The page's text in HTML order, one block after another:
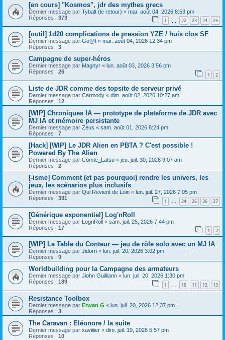
[en cours] "Kosmos", jdr des mythes grecs
Dernier message par Tybalt (le retour) « mar. août 04, 2026 8:53 pm
Réponses : 373 1 22 23 24 25
[outil] 1d20 complications de pression YZE / huis clos SF
Dernier message par Go@t « mar. août 04, 2026 12:34 pm
Réponses : 3
Campagne de super-héros
Dernier message par Magnyr « lun. août 03, 2026 3:56 pm
Réponses : 26 1 2
Liste de JDR comme des topsite de serveur privé
Dernier message par Carmody « dim. août 02, 2026 10:27 am
Réponses : 12
[WIP] Chroniques IA — prototype de plateforme de JDR avec
MJ IA et mémoire persistante
Dernier message par Zeus « sam. août 01, 2026 8:24 pm
Réponses : 7
[Hack] [WIP] Le JDR Alien en PBTA ? C'est possible !
Powered By The Alien
Dernier message par Comte_Latsu « jeu. juil. 30, 2026 9:07 am
Réponses : 2
[-isme] Comment (et pas pourquoi) rendre les univers, les
jeux, les scénarios plus inclusifs
Dernier message par Qui Revient de Loin « lun. juil. 27, 2026 7:05 pm
Réponses : 391 1 … 24 25 26 27
[Générique exponentiel] Log'nRoll
Dernier message par LognRoll « sam. juil. 25, 2026 7:44 pm
Réponses : 17 1 2
[WIP] La Table du Conteur — jeu de rôle solo avec un MJ IA
Dernier message par Jidorn « lun. juil. 20, 2026 3:02 pm
Réponses : 9
Worldbuilding pour la Campagne des armateurs
Dernier message par Jiohn Guilliann « lun. juil. 20, 2026 1:30 pm
Réponses : 189 1 10 11 12 13
Resistance Toolbox
Dernier message par Erwan G « lun. juil. 20, 2026 12:37 pm
Réponses : 3
The Caravan : Eléonore / la suite
Dernier message par xaviiiier « dim. juil. 19, 2026 5:57 pm
Réponses : 10